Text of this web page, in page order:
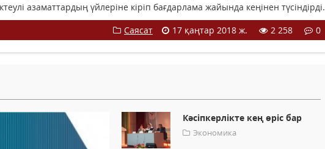
азаматтардың үйлеріне кіріп бағдарлама жайында кеңінен түсіндірді.
Саясат
17 қаңтар 2018 ж. 2 258 0
Кәсіпкерлікте кең өріс бар
Экономика